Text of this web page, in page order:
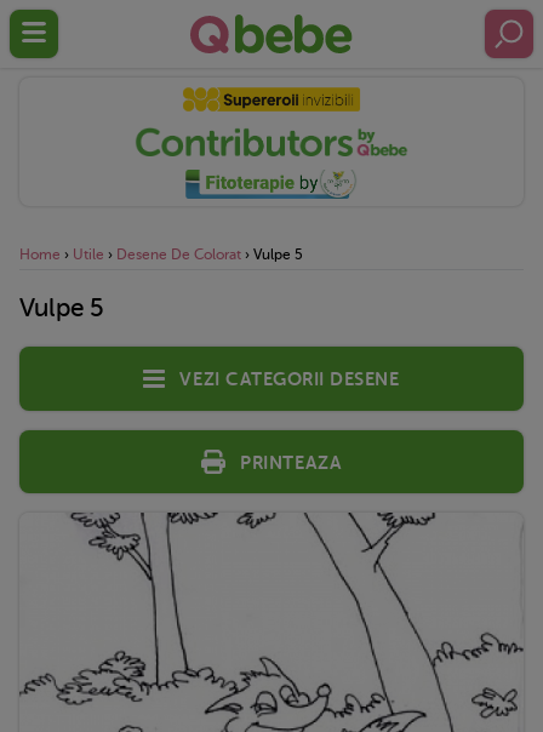
Home › Utile › Desene De Colorat › Vulpe 5
Vulpe 5
Vezi categorii desene
Printeaza